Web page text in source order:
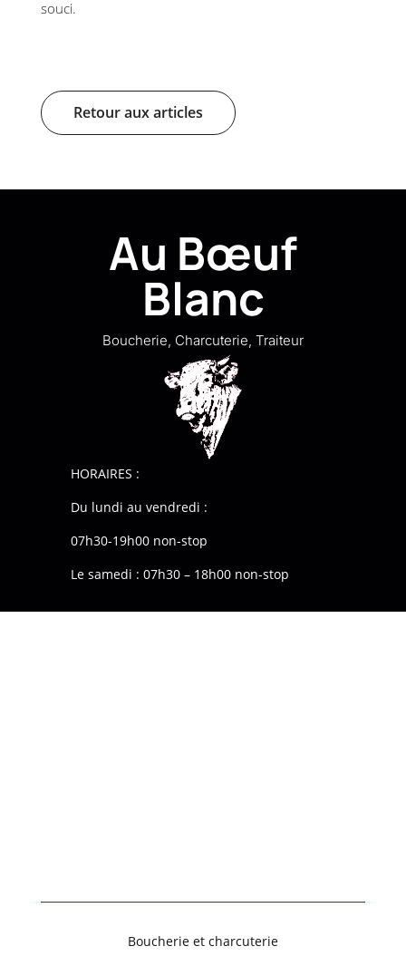
souci.
Retour aux articles
Au Bœuf
Blanc
Boucherie, Charcuterie, Traiteur
HORAIRES :
Du lundi au vendredi :
07h30-19h00 non-stop
Le samedi : 07h30 – 18h00 non-stop
Boucherie et charcuterie